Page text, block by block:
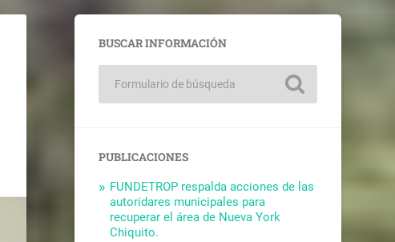
BUSCAR INFORMACIÓN
PUBLICACIONES
FUNDETROP respalda acciones de las
autoridares municipales para
recuperar el área de Nueva York
Chiquito.